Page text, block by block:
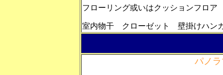
フローリング或いはクッションフロア
室内物干 クローゼット 壁掛けハン
パノ